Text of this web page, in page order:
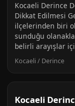
Kocaeli Derince
Dikkat Edilmesi
ilçelerinden biri
sunduğu
belirli arayışlar
Kocaeli / Derince
Kocaeli